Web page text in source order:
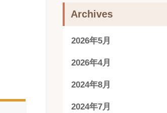
Archives
2026年5月
2026年4月
2024年8月
2024年7月